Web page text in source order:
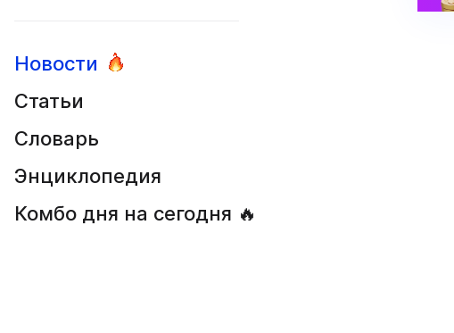
Новости
Статьи
Словарь
Энциклопедия
Комбо дня на сегодня 🔥